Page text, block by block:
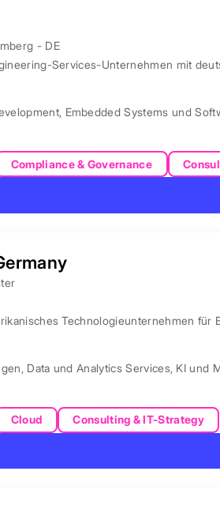
- DE
Services-Unternehmen mit
, Embedded Systems und
Compliance & Governance
Technologieunternehmen
, Data und Analytics Services, KI und
Cloud Consulting & IT-Strategy